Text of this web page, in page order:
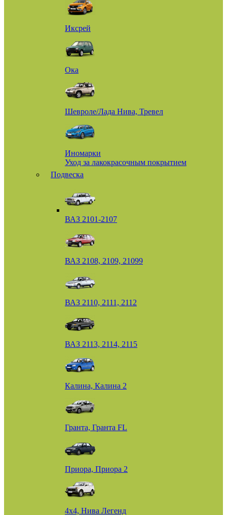
Иксрей
Ока
Шевроле/Лада Нива, Тревел
Иномарки
Уход за лакокрасочным покрытием
Подвеска
ВАЗ 2101-2107
ВАЗ 2108, 2109, 21099
ВАЗ 2110, 2111, 2112
ВАЗ 2113, 2114, 2115
Калина, Калина 2
Гранта, Гранта FL
Приора, Приора 2
4х4, Нива Легенд